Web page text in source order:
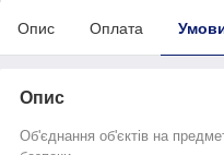
Опис Оплата
Опис
Об'єднання об'єктів на